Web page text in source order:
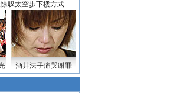
叹太空步下楼方式
酒井法子痛哭谢罪